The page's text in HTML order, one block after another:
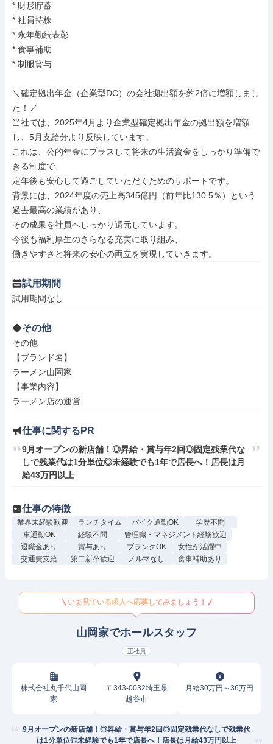
* 財形貯蓄
* 社員持株
* 永年勤続表彰
* 食事補助
* 制服貸与
＼確定拠出年金（企業型DC）の会社拠出額を約2倍に増額しまし
た！／
当社では、2025年4月より企業型確定拠出年金の拠出額を増額
し、5月支給分より反映しています。
これは、公的年金にプラスして将来の生活資金をしっかり準備で
きる制度で、
定年後も安心して過ごしていただくためのサポートです。
背景には、2024年度の売上高345億円（前年比130.5％）という
過去最高の業績があり、
その成果を社員へしっかり還元しています。
今後も福利厚生のさらなる充実に取り組み、
働きやすさと将来の安心の両立を実現していきます。
試用期間
試用期間なし
その他
その他
【ブランド名】
ラーメン山岡家
【事業内容】
ラーメン店の運営
仕事に関するPR
9月オープンの新店舗！◎昇給・賞与年2回◎固定残業代な
しで残業代は1分単位◎未経験でも1年で店長へ！店長は月
給43万円以上
仕事の特徴
業界未経験歓迎 ランチタイム バイク通勤OK
学歴不問
車通勤OK
経験不問
管理職・マネジメント経験歓迎
退職金あり
賞与あり ブランクOK
女性が活躍中
交通費支給
第二新卒歓迎 ノルマなし 食事補助あり
いま見ている求人へ応募してみましょう！
山岡家でホールスタッフ
正社員
株式会社丸千代山岡
家
〒343-0032埼玉県
越谷市
月給30万円～36万円
9月オープンの新店舗！◎昇給・賞与年2回◎固定残業代なしで残業代
は1分単位◎未経験でも1年で店長へ！店長は月給43万円以上